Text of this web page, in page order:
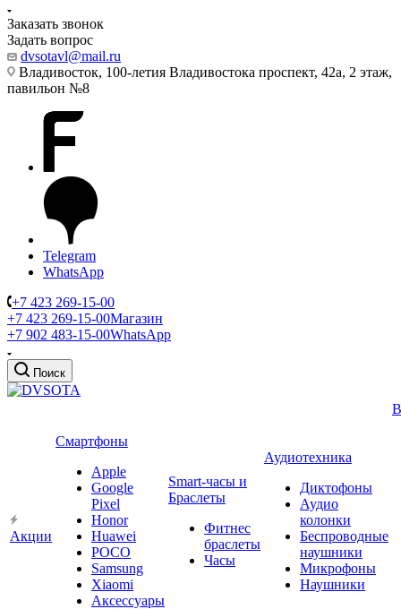
Заказать звонок
Задать вопрос
dvsotavl@mail.ru
Владивосток, 100-летия Владивостока проспект, 42а, 2 этаж,
павильон №8
Telegram
WhatsApp
+7 423 269-15-00
+7 423 269-15-00Магазин
+7 902 483-15-00WhatsApp
Поиск
Акции
Смартфоны
Apple
Google
Pixel
Honor
Huawei
POCO
Samsung
Xiaomi
Аксессуары
Smart-часы и
Браслеты
Фитнес
браслеты
Часы
Аудиотехника
Диктофоны
Аудио
колонки
Беспроводные
наушники
Микрофоны
Наушники